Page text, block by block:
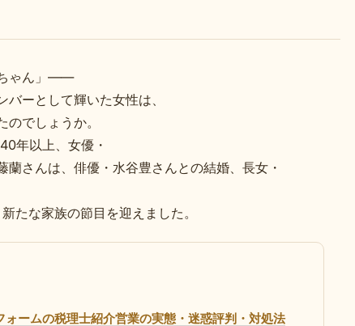
ちゃん」——
ーとして輝いた女性は、
でしょうか。
年以上、女優・
さんは、俳優・水谷豊さんとの結婚、長女・
たな家族の節目を迎えました。
ォームの税理士紹介営業の実態・迷惑評判・対処法